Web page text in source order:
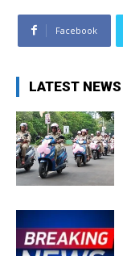
Facebook
LATEST NEWS